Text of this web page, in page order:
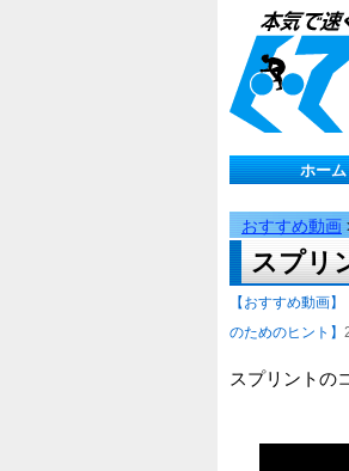
ホーム
おすすめ動画
スプリ
【おすすめ動画】
のためのヒント】
スプリントの